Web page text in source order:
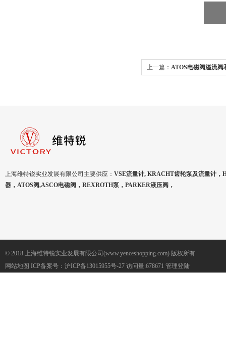
上一篇： ATOS电磁阀溢流阀
上海维特锐实业发展有限公司主要供应： VSE流量计, KRACHT齿轮泵及流量计，
器，ATOS阀,ASCO电磁阀，REXROTH泵，PARKER液压阀，
© 2018 上海维特锐实业发展有限公司(www.yenceshopping.com) 版权所有
网站地图 ICP备案号： 沪ICP备13015955号-27 访问量:678671 管理登陆